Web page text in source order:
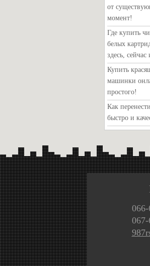
от
момент!
Где купить
белых
здесь,
Купить
машинки
простого!
Как
быстро и